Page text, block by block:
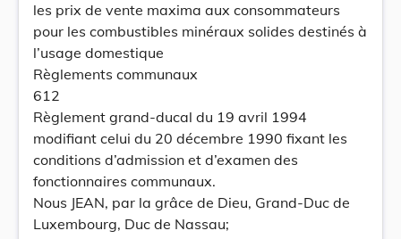
les prix de vente maxima aux consommateurs
pour les combustibles minéraux solides destinés à
l’usage domestique
Règlements communaux
612
Règlement grand-ducal du 19 avril 1994
modifiant celui du 20 décembre 1990 fixant les
conditions d’admission et d’examen des
fonctionnaires communaux.
Nous JEAN, par la grâce de Dieu, Grand-Duc de
Luxembourg, Duc de Nassau;